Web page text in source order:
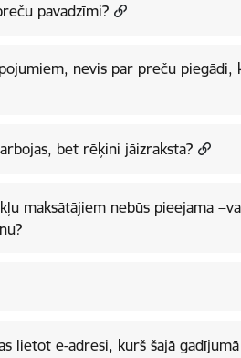
pavadzīmi?
nevis par preču piegādi,
bet rēķini jāizraksta?
maksātājiem nebūs pieejama
lietot e-adresi, kurš šajā gadījumā